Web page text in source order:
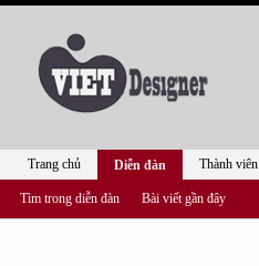
Trang chủ Diễn đàn
Tìm trong diễn đàn Bài viết gần đây
Thành viên